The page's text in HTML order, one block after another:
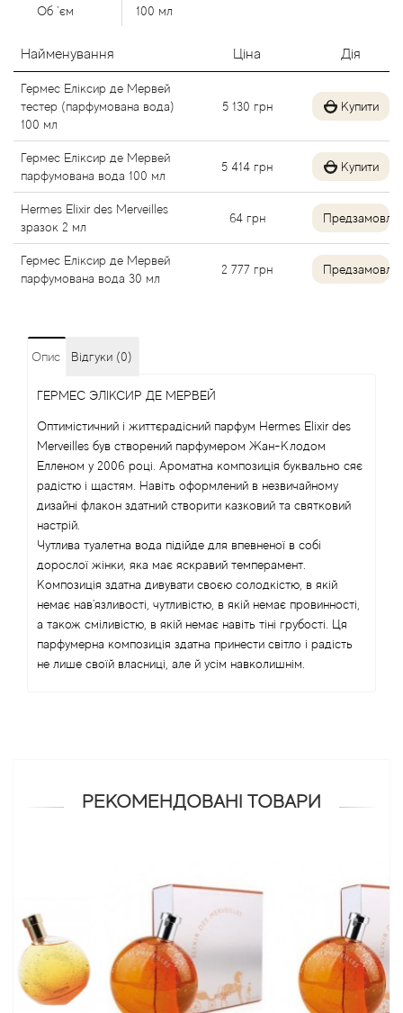
Об `єм 100 мл
Найменування Ціна Дія
Гермес Еліксир де Мервей
тестер (парфумована вода)
100 мл
5 130 грн Купити
Гермес Еліксир де Мервей
парфумована вода 100 мл
5 414 грн Купити
Hermes Elixir des Merveilles
зразок 2 мл
64 грн
Гермес Еліксир де Мервей
парфумована вода 30 мл
2 777 грн
Опис Відгуки (0)
ГЕРМЕС ЭЛІКСИР ДЕ МЕРВЕЙ
Оптимістичний і життєрадісний парфум Hermes Elixir des
Merveilles був створений парфумером Жан-Клодом
Елленом у 2006 році. Ароматна композиція буквально сяє
радістю і щастям. Навіть оформлений в незвичайному
дизайні флакон здатний створити казковий та святковий
настрій.
Чутлива туалетна вода підійде для впевненої в собі
дорослої жінки, яка має яскравий темперамент.
Композиція здатна дивувати своєю солодкістю, в якій
немає нав'язливості, чутливістю, в якій немає провинності,
а також сміливістю, в якій немає навіть тіні грубості. Ця
парфумерна композиція здатна принести світло і радість
не лише своїй власниці, але й усім навколишнім.
РЕКОМЕНДОВАНІ ТОВАРИ
Alyssa Ashley
American Crew
Amouage
Amouroud
Andre L'Arom
Angel Schlesser
Anima Mundi
Anne Fontaine
Annick Goutal
Antonia's Flowers
Antonio Banderas
Antonio Puig
Antonio Visconti
Armaf
Armand Basi